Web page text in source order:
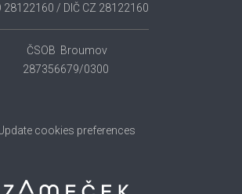
28122160 / DIČ CZ 28122160
ČSOB Broumov
287356679/0300
cookies preferences